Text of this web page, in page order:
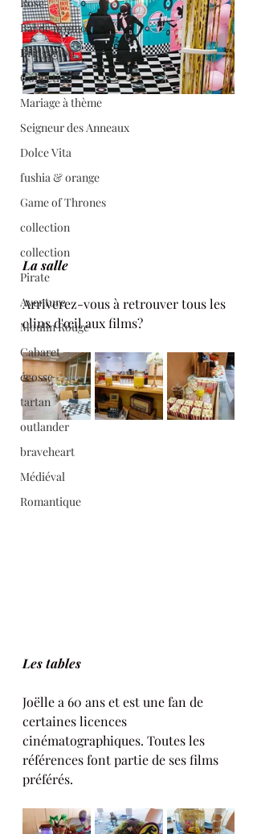
Bal de promo
Bridgerton
Collection
Mariage à thème
Seigneur des Anneaux
Dolce Vita
fushia & orange
Game of Thrones
collection
collection
Pirate
Aventure
Moulin Rouge
Cabaret
écosse
tartan
outlander
braveheart
Médiéval
Romantique
La salle
Arriverez-vous à retrouver tous les
clins d'œil aux films?
Les tables
Joëlle a 60 ans et est une fan de
certaines licences
cinématographiques. Toutes les
références font partie de ses films
préférés.